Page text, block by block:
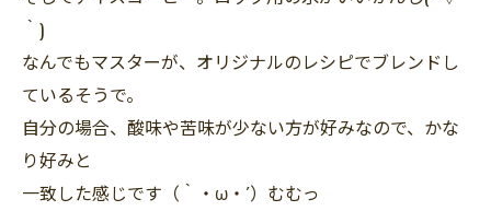
｀)
なんでもマスターが、オリジナルのレシピでブレンドし
ているそうで。
自分の場合、酸味や苦味が少ない方が好みなので、かな
り好みと
一致した感じです（｀・ω・´）むむっ